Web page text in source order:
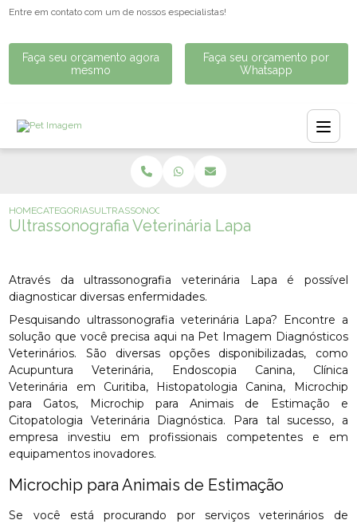
Entre em contato com um de nossos especialistas!
Faça seu orçamento agora
mesmo
Faça seu orçamento por
Whatsapp
HOMECATEGORIASULTRASSONOGRAFIA VETERINÁRIA LAPA
Ultrassonografia Veterinária Lapa
Através da ultrassonografia veterinária Lapa é possível
diagnosticar diversas enfermidades.
Pesquisando ultrassonografia veterinária Lapa? Encontre a
solução que você precisa aqui na Pet Imagem Diagnósticos
Veterinários. São diversas opções disponibilizadas, como
Acupuntura Veterinária, Endoscopia Canina, Clínica
Veterinária em Curitiba, Histopatologia Canina, Microchip
para Gatos, Microchip para Animais de Estimação e
Citopatologia Veterinária Diagnóstica. Para tal sucesso, a
empresa investiu em profissionais competentes e em
equipamentos inovadores.
Microchip para Animais de Estimação
Se você está procurando por serviços veterinários de